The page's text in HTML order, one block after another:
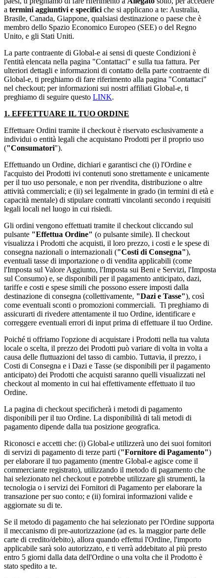
a termini aggiuntivi e specifici che si applicano a te: Australia,
Brasile, Canada, Giappone, qualsiasi destinazione o paese che è
membro dello Spazio Economico Europeo (SEE) o del Regno
Unito, e gli Stati Uniti.
La parte contraente di Global-e ai sensi di queste Condizioni è
l'entità elencata nella pagina "Contattaci" e sulla tua fattura. Per
ulteriori dettagli e informazioni di contatto della parte contraente di
Global-e, ti preghiamo di fare riferimento alla pagina "Contattaci"
nel checkout; per informazioni sui nostri affiliati Global-e, ti
preghiamo di seguire questo LINK.
1. EFFETTUARE IL TUO ORDINE
Effettuare Ordini tramite il checkout è riservato esclusivamente a
individui o entità legali che acquistano Prodotti per il proprio uso
("Consumatori").
Effettuando un Ordine, dichiari e garantisci che (i) l'Ordine e
l'acquisto dei Prodotti ivi contenuti sono strettamente e unicamente
per il tuo uso personale, e non per rivendita, distribuzione o altre
attività commerciali; e (ii) sei legalmente in grado (in termini di età e
capacità mentale) di stipulare contratti vincolanti secondo i requisiti
legali locali nel luogo in cui risiedi.
Gli ordini vengono effettuati tramite il checkout cliccando sul
pulsante "Effettua Ordine" (o pulsante simile). Il checkout
visualizza i Prodotti che acquisti, il loro prezzo, i costi e le spese di
consegna nazionali o internazionali ("Costi di Consegna"),
eventuali tasse di importazione o di vendita applicabili (come
l'Imposta sul Valore Aggiunto, l'Imposta sui Beni e Servizi, l'Imposta
sul Consumo) e, se disponibili per il pagamento anticipato, dazi,
tariffe e costi e spese simili che possono essere imposti dalla
destinazione di consegna (collettivamente, "Dazi e Tasse"), così
come eventuali sconti o promozioni commerciali. Ti preghiamo di
assicurarti di rivedere attentamente il tuo Ordine, identificare e
correggere eventuali errori di input prima di effettuare il tuo Ordine.
Poiché ti offriamo l'opzione di acquistare i Prodotti nella tua valuta
locale o scelta, il prezzo dei Prodotti può variare di volta in volta a
causa delle fluttuazioni del tasso di cambio. Tuttavia, il prezzo, i
Costi di Consegna e i Dazi e Tasse (se disponibili per il pagamento
anticipato) dei Prodotti che acquisti saranno quelli visualizzati nel
checkout al momento in cui hai effettivamente effettuato il tuo
Ordine.
La pagina di checkout specificherà i metodi di pagamento
disponibili per il tuo Ordine. La disponibilità di tali metodi di
pagamento dipende dalla tua posizione geografica.
Riconosci e accetti che: (i) Global-e utilizzerà uno dei suoi fornitori
di servizi di pagamento di terze parti ("Fornitore di Pagamento")
per elaborare il tuo pagamento (mentre Global-e agisce come il
commerciante registrato), utilizzando il metodo di pagamento che
hai selezionato nel checkout e potrebbe utilizzare gli strumenti, la
tecnologia o i servizi dei Fornitori di Pagamento per elaborare la
transazione per suo conto; e (ii) fornirai informazioni valide e
aggiornate su di te.
Se il metodo di pagamento che hai selezionato per l'Ordine supporta
il meccanismo di pre-autorizzazione (ad es. la maggior parte delle
carte di credito/debito), allora quando effettui l'Ordine, l'importo
applicabile sarà solo autorizzato, e ti verrà addebitato al più presto
entro 5 giorni dalla data dell'Ordine o una volta che il Prodotto è
stato spedito a te.